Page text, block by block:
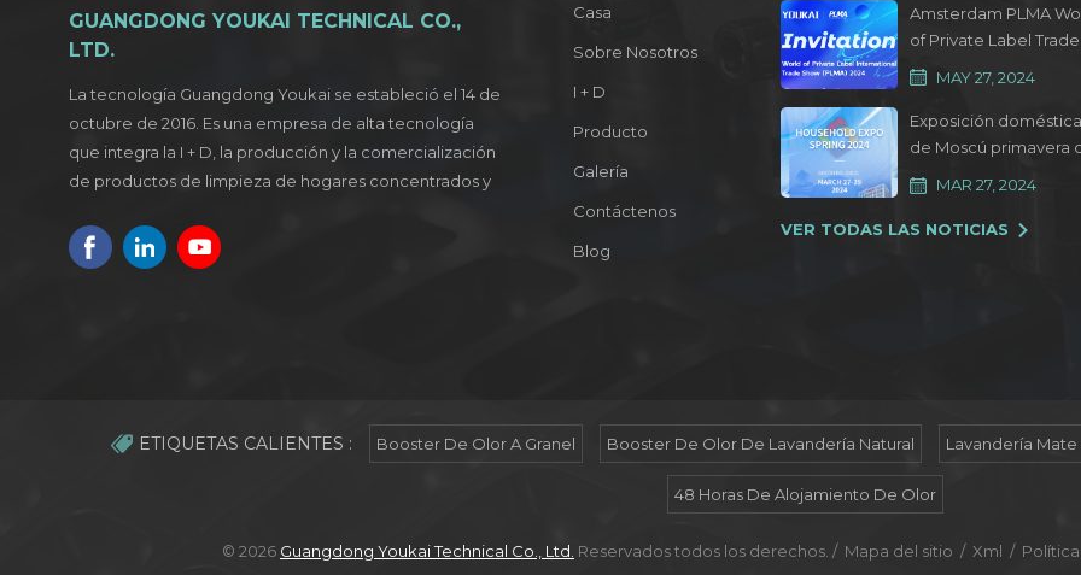
GUANGDONG YOUKAI TECHNICAL CO.,
LTD.
La tecnología Guangdong Youkai se estableció el 14 de
octubre de 2016. Es una empresa de alta tecnología
que integra la I + D, la producción y la comercialización
de productos de limpieza de hogares concentrados y
Casa
Sobre Nosotros
I + D
Producto
Galería
Contáctenos
Blog
Amsterdam PLMA
of Private Label Trade
Show 2024
MAY 27, 2024
Exposición doméstica
de Moscú primavera
2024
MAR 27, 2024
VER TODAS LAS NOTICIAS
ETIQUETAS CALIENTES : Booster De Olor A Granel Booster De Olor De Lavandería Natural Lavandería
48 Horas De Alojamiento De Olor
© 2026 Guangdong Youkai Technical Co., Ltd. Reservados todos los derechos. / Mapa del sitio / Xml /